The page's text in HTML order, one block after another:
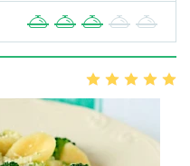
2 3 4
2 3 4